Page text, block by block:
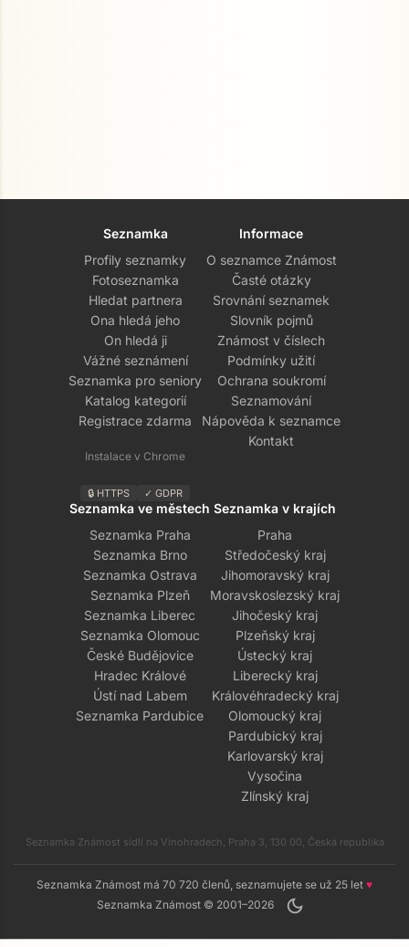
Seznamka
Profily seznamky
Fotoseznamka
Hledat partnera
Ona hledá jeho
On hledá ji
Vážné seznámení
Seznamka pro seniory
Katalog kategorií
Registrace zdarma
Instalace v Chrome
🔒 HTTPS ✓ GDPR
Informace
O seznamce Známost
Časté otázky
Srovnání seznamek
Slovník pojmů
Známost v číslech
Podmínky užití
Ochrana soukromí
Seznamování
Nápověda k seznamce
Kontakt
Seznamka ve městech
Seznamka Praha
Seznamka Brno
Seznamka Ostrava
Seznamka Plzeň
Seznamka Liberec
Seznamka Olomouc
České Budějovice
Hradec Králové
Ústí nad Labem
Seznamka Pardubice
Seznamka v krajích
Praha
Středočeský kraj
Jihomoravský kraj
Moravskoslezský kraj
Jihočeský kraj
Plzeňský kraj
Ústecký kraj
Liberecký kraj
Královéhradecký kraj
Olomoucký kraj
Pardubický kraj
Karlovarský kraj
Vysočina
Zlínský kraj
Seznamka Známost sídlí na Vinohradech, Praha 3, 130 00, Česká republika
Seznamka Známost má 70 720 členů, seznamujete se už 25 let ♥
Seznamka Známost © 2001–2026
dark_mode